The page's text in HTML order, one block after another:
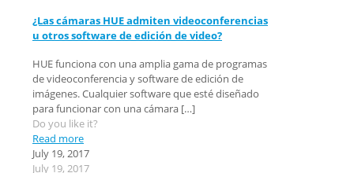
¿Las cámaras HUE admiten videoconferencias
u otros software de edición de video?
HUE funciona con una amplia gama de programas
de videoconferencia y software de edición de
imágenes. Cualquier software que esté diseñado
para funcionar con una cámara […]
Do you like it?
Read more
July 19, 2017
July 19, 2017